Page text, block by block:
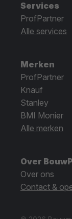
Services
ProfPartner
Alle services
Merken
ProfPartner
Knauf
Stanley
BMI Monier
Alle merken
Over
Over ons
Contact &